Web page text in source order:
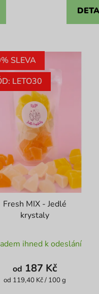
z
SLEVA
LETO30
Fresh MIX - Jedlé
krystaly
hodnocení
produktu
je
ihned k odeslání
od 187 Kč
Měrná
od 119,40 Kč / 100 g